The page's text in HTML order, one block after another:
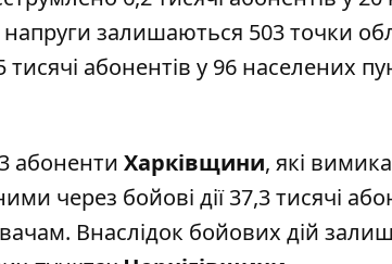
залишаються 503 точки
абонентів у 96 населених
абоненти Харківщини, які
через бойові дії 37,3 тисячі
Внаслідок бойових дій